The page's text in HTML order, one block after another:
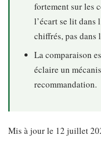
fortement sur les
l’écart se lit dans
chiffrés, pas dans
La comparaison
éclaire un
recommandation.
Mis à jour le 12 juillet